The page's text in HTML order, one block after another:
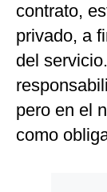
contrato,
privado, a
del
pero en el
como